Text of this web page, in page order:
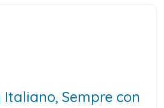
Italiano, Sempre con